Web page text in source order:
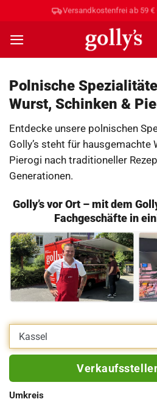
springen
Hohe
Polnische
Wurst, Schinken &
Entdecke unsere polnischen
Golly’s steht für hausgemachte
Pierogi nach traditioneller
Generationen.
Golly’s vor Ort – mit dem
Fachgeschäfte in
Eigene Adresse eingeben
Umkreis